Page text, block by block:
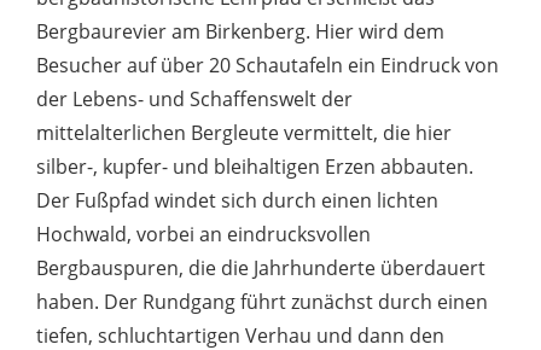
Bergbaurevier am Birkenberg. Hier wird dem
Besucher auf über 20 Schautafeln ein Eindruck von
der Lebens- und Schaffenswelt der
mittelalterlichen Bergleute vermittelt, die hier
silber-, kupfer- und bleihaltigen Erzen abbauten.
Der Fußpfad windet sich durch einen lichten
Hochwald, vorbei an eindrucksvollen
Bergbauspuren, die die Jahrhunderte überdauert
haben. Der Rundgang führt zunächst durch einen
tiefen, schluchtartigen Verhau und dann den